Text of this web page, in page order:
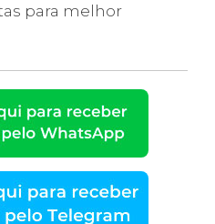
para melhor